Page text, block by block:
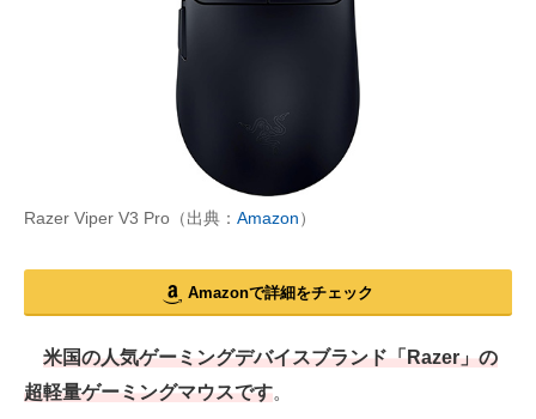
Razer Viper V3 Pro（出典： Amazon）
Amazonで詳細をチェック
米国の人気ゲーミングデバイスブランド「Razer」の
超軽量ゲーミングマウスです。